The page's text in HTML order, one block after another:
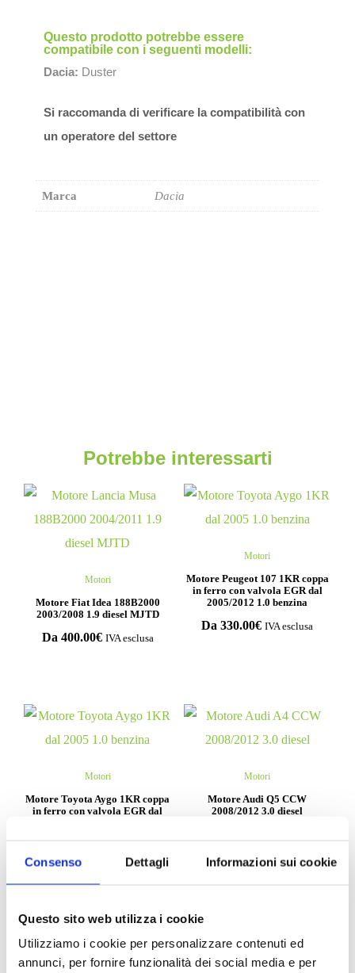
Consenso Dettagli Informazioni sui cookie
Questo sito web utilizza i cookie
Utilizziamo i cookie per personalizzare contenuti ed
annunci, per fornire funzionalità dei social media e per
Questo prodotto potrebbe essere
compatibile con i seguenti modelli:
Dacia: Duster
Si raccomanda di verificare la compatibilità con
un operatore del settore
Marca Dacia
Potrebbe interessarti
Motori
Motore Fiat Idea 188B2000
2003/2008 1.9 diesel MJTD
Da 400.00€ IVA esclusa
Motori
Motore Peugeot 107 1KR coppa
in ferro con valvola EGR dal
2005/2012 1.0 benzina
Da 330.00€ IVA esclusa
Motori
Motore Toyota Aygo 1KR coppa
in ferro con valvola EGR dal
Motori
Motore Audi Q5 CCW
2008/2012 3.0 diesel
Compila il form e richiedi